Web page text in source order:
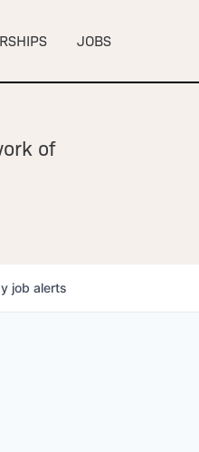
JOBS
of
job alerts